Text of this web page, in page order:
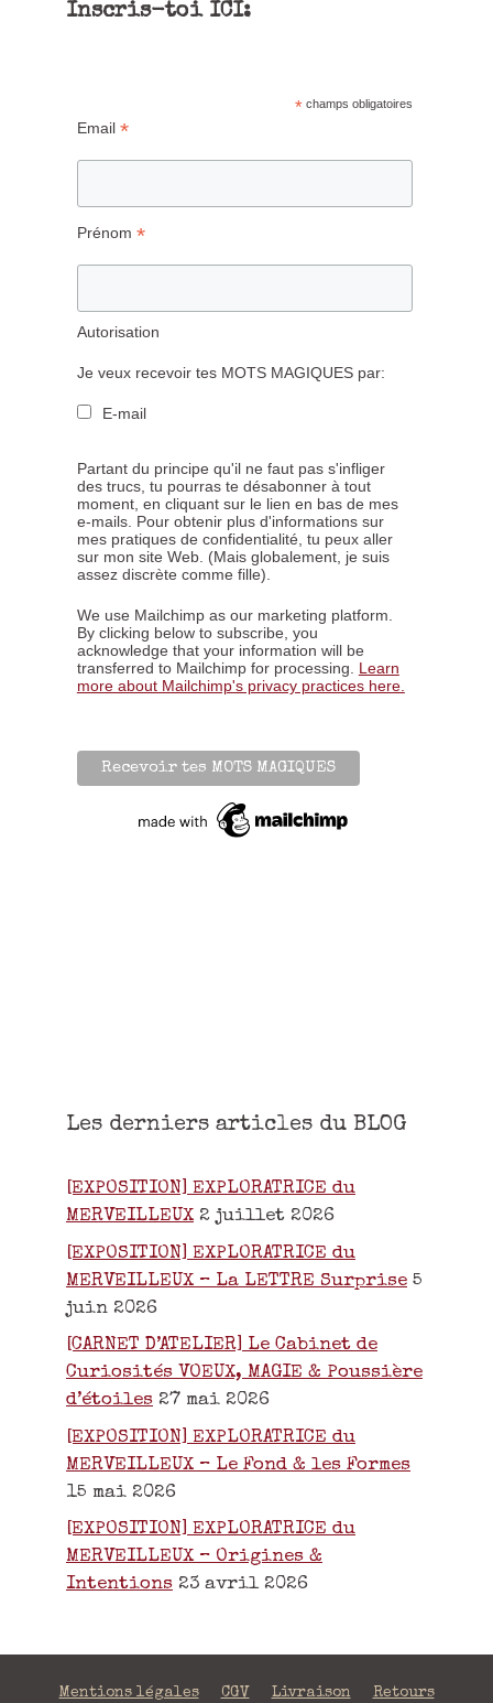
Inscris-toi ICI:
* champs obligatoires
Email *
Prénom *
Autorisation
Je veux recevoir tes MOTS MAGIQUES par:
E-mail
Partant du principe qu'il ne faut pas s'infliger
des trucs, tu pourras te désabonner à tout
moment, en cliquant sur le lien en bas de mes
e-mails. Pour obtenir plus d'informations sur
mes pratiques de confidentialité, tu peux aller
sur mon site Web. (Mais globalement, je suis
assez discrète comme fille).
We use Mailchimp as our marketing platform.
By clicking below to subscribe, you
acknowledge that your information will be
transferred to Mailchimp for processing. Learn
more about Mailchimp's privacy practices here.
Les derniers articles du BLOG
[EXPOSITION] EXPLORATRICE du
MERVEILLEUX 2 juillet 2026
[EXPOSITION] EXPLORATRICE du
MERVEILLEUX – La LETTRE Surprise 5
juin 2026
[CARNET D’ATELIER] Le Cabinet de
Curiosités VOEUX, MAGIE & Poussière
d’étoiles 27 mai 2026
[EXPOSITION] EXPLORATRICE du
MERVEILLEUX – Le Fond & les Formes
15 mai 2026
[EXPOSITION] EXPLORATRICE du
MERVEILLEUX – Origines &
Intentions 23 avril 2026
Mentions légales CGV Livraison Retours